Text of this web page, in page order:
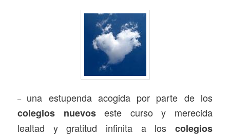
– una estupenda acogida por parte de los
colegios nuevoseste curso y merecida
lealtad y gratitud infinita a los colegios